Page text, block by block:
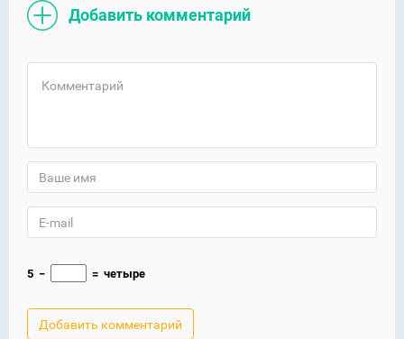
Добавить комментарий
5 − = четыре